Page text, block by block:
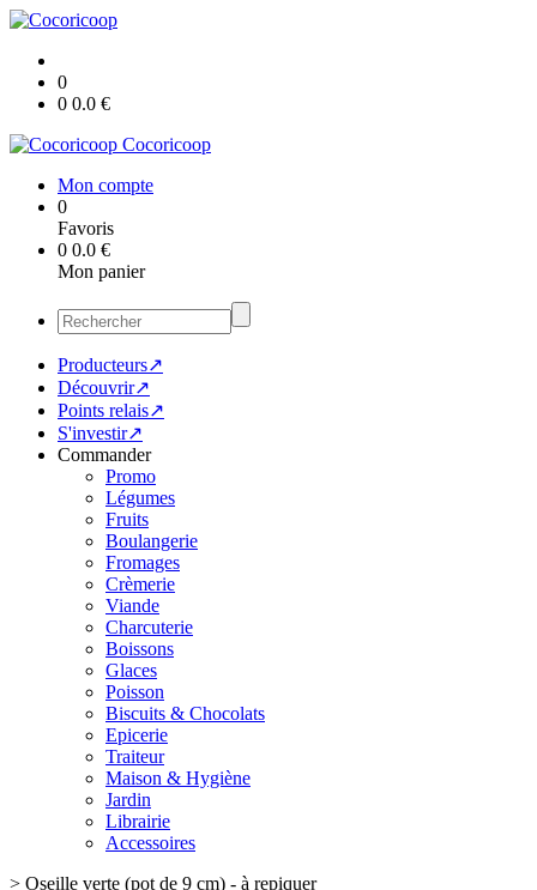
0
0 0.0 €
Cocoricoop
Mon compte
0
Favoris
0 0.0 €
Mon panier
Producteurs↗
Découvrir↗
Points relais↗
S'investir↗
Commander
Promo
Légumes
Fruits
Boulangerie
Fromages
Crèmerie
Viande
Charcuterie
Boissons
Glaces
Poisson
Biscuits & Chocolats
Epicerie
Traiteur
Maison & Hygiène
Jardin
Librairie
Accessoires
> Oseille verte (pot de 9 cm) - à repiquer